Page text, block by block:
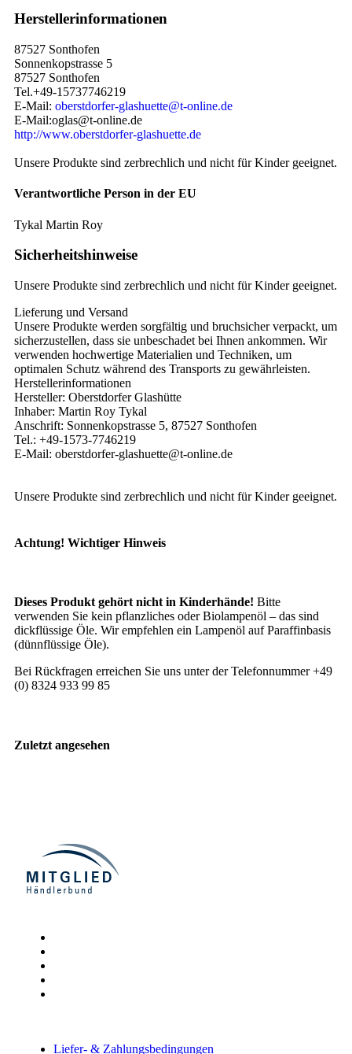
Herstellerinformationen
87527 Sonthofen
Sonnenkopstrasse 5
87527 Sonthofen
Tel.+49-15737746219
E-Mail: oberstdorfer-glashuette@t-online.de
E-Mail:oglas@t-online.de
http://www.oberstdorfer-glashuette.de
Unsere Produkte sind zerbrechlich und nicht für Kinder geeignet.
Verantwortliche Person in der EU
Tykal Martin Roy
Sicherheitshinweise
Unsere Produkte sind zerbrechlich und nicht für Kinder geeignet.
Lieferung und Versand
Unsere Produkte werden sorgfältig und bruchsicher verpackt, um
sicherzustellen, dass sie unbeschadet bei Ihnen ankommen. Wir
verwenden hochwertige Materialien und Techniken, um
optimalen Schutz während des Transports zu gewährleisten.
Herstellerinformationen
Hersteller: Oberstdorfer Glashütte
Inhaber: Martin Roy Tykal
Anschrift: Sonnenkopstrasse 5, 87527 Sonthofen
Tel.: +49-1573-7746219
E-Mail: oberstdorfer-glashuette@t-online.de
Unsere Produkte sind zerbrechlich und nicht für Kinder geeignet.
Achtung! Wichtiger Hinweis
Dieses Produkt gehört nicht in Kinderhände! Bitte
verwenden Sie kein pflanzliches oder Biolampenöl – das sind
dickflüssige Öle. Wir empfehlen ein Lampenöl auf Paraffinbasis
(dünnflüssige Öle).
Bei Rückfragen erreichen Sie uns unter der Telefonnummer +49
(0) 8324 933 99 85
Zuletzt angesehen
Liefer- & Zahlungsbedingungen